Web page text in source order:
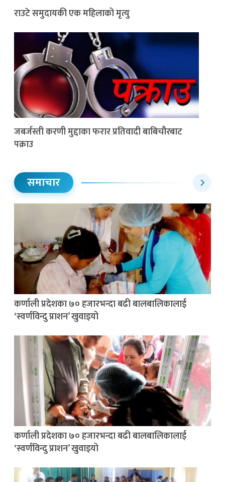
राउटे समुदायकी एक महिलाको मृत्यु
जबर्जस्ती करणी मुद्दाका फरार प्रतिवादी बाबिचौरबाट
पक्राउ
समाचार
कर्णाली प्रदेशका ७० हजारभन्दा बढी बालबालिकालाई
‘स्वर्णविन्दु प्राशन’ खुवाइयो
कर्णाली प्रदेशका ७० हजारभन्दा बढी बालबालिकालाई
‘स्वर्णविन्दु प्राशन’ खुवाइयो